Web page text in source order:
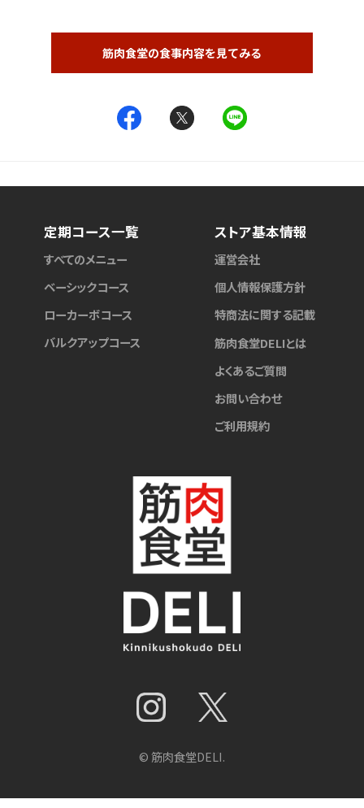
筋肉食堂の食事内容を見てみる
定期コース一覧
すべてのメニュー
ベーシックコース
ローカーボコース
バルクアップコース
ストア基本情報
運営会社
個人情報保護方針
特商法に関する記載
筋肉食堂DELIとは
よくあるご質問
お問い合わせ
ご利用規約
© 筋肉食堂DELI.